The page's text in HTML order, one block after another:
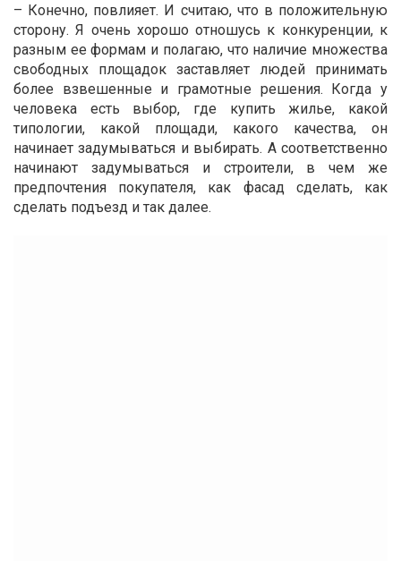
– Конечно, повлияет. И считаю, что в положительную
сторону. Я очень хорошо отношусь к конкуренции, к
разным ее формам и полагаю, что наличие множества
свободных площадок заставляет людей принимать
более взвешенные и грамотные решения. Когда у
человека есть выбор, где купить жилье, какой
типологии, какой площади, какого качества, он
начинает задумываться и выбирать. А соответственно
начинают задумываться и строители, в чем же
предпочтения покупателя, как фасад сделать, как
сделать подъезд и так далее.